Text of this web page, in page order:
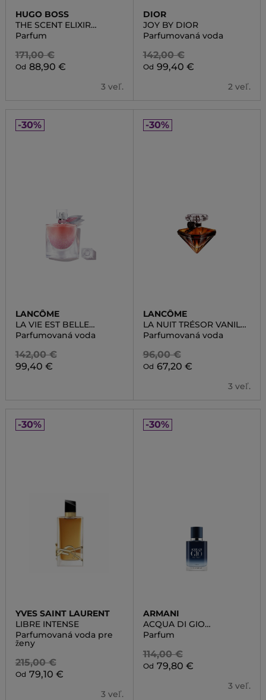
HUGO BOSS
THE SCENT ELIXIR
PARFUM INTENSE FOR
HER
Parfum
171,00 €
Od 88,90 €
3 veľ.
DIOR
JOY BY DIOR
Parfumovaná voda
142,00 €
Od 99,40 €
2 veľ.
-30%
LANCÔME
LA VIE EST BELLE
COLLECTOR
Parfumovaná voda
142,00 €
99,40 €
-30%
LANCÔME
LA NUIT TRÉSOR VANILLE
NOIRE
Parfumovaná voda
96,00 €
Od 67,20 €
3 veľ.
-30%
YVES SAINT LAURENT
LIBRE INTENSE
Parfumovaná voda pre
ženy
215,00 €
Od 79,10 €
3 veľ.
-30%
ARMANI
ACQUA DI GIO
PROFONDO PARFUM
Parfum
114,00 €
Od 79,80 €
3 veľ.